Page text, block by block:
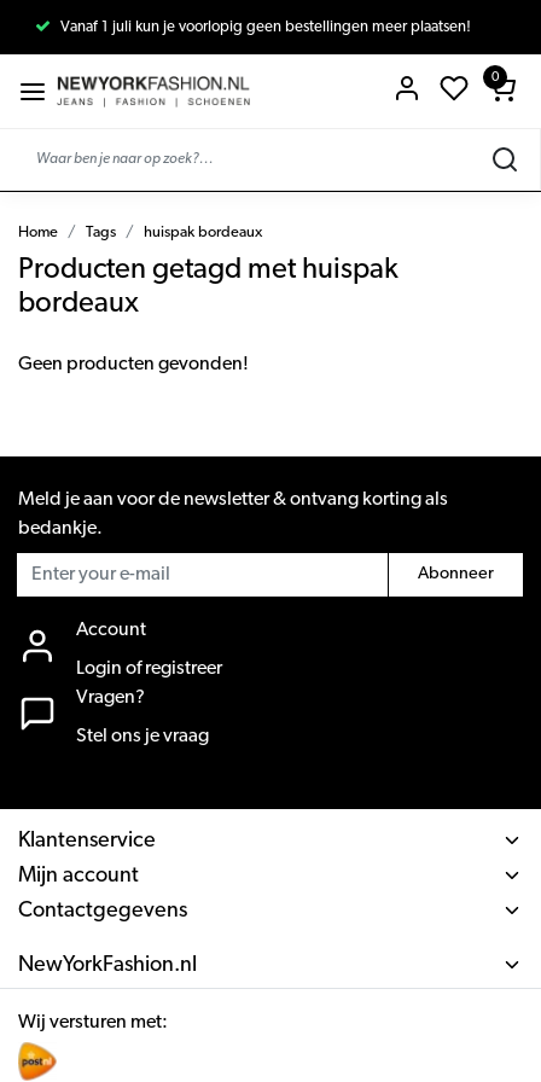
Vanaf 1 juli kun je voorlopig geen bestellingen meer plaatsen!
0
Home Tags huispak bordeaux
Producten getagd met huispak
bordeaux
Geen producten gevonden!
Meld je aan voor de newsletter & ontvang korting als
bedankje.
Abonneer
Account
Login of registreer
Vragen?
Stel ons je vraag
Klantenservice
Mijn account
Contactgegevens
NewYorkFashion.nl
Wij versturen met: